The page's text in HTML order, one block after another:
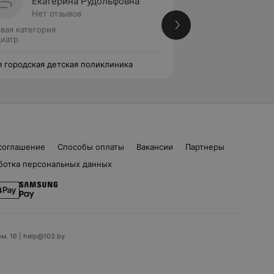
Нет отзывов
категория
городская детская поликлиника
Способы оплаты Вакансии
Партнеры
персональных данных
16 | help@103.by